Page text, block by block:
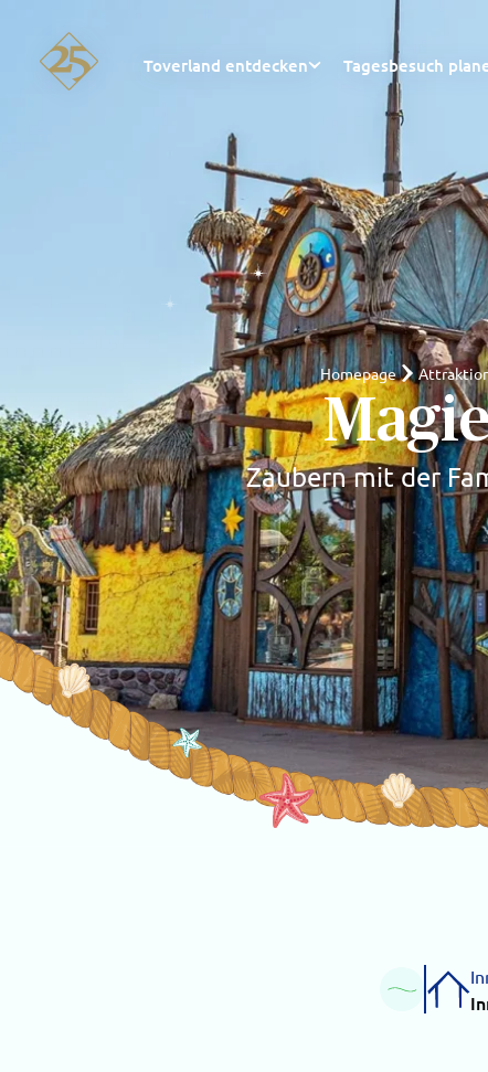
Toverland entdecken Tagesbesuch
Homepage
Zaubern mit der